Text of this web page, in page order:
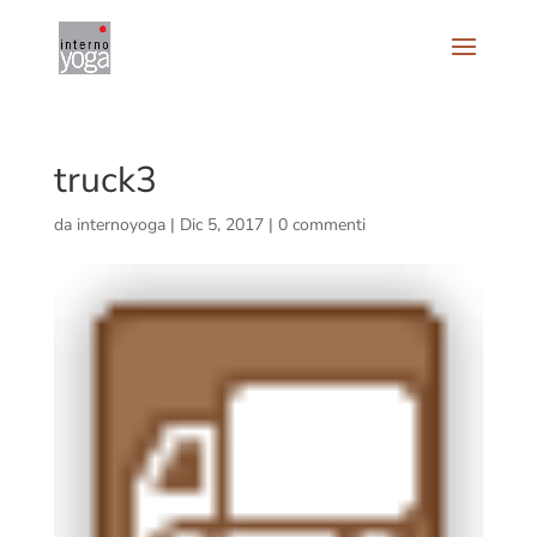
truck3
da internoyoga| Dic 5, 2017| 0 commenti